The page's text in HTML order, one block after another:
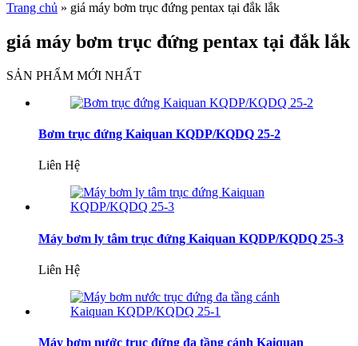
Trang chủ » giá máy bơm trục đứng pentax tại đắk lắk
giá máy bơm trục đứng pentax tại đắk lắk
SẢN PHẨM MỚI NHẤT
Bơm trục đứng Kaiquan KQDP/KQDQ 25-2
Liên Hệ
Máy bơm ly tâm trục đứng Kaiquan KQDP/KQDQ 25-3
Liên Hệ
Máy bơm nước trục đứng đa tầng cánh Kaiquan